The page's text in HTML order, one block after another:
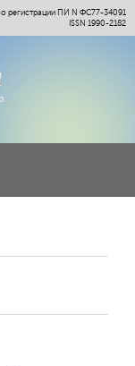
о регистрации ПИ N ФС77-34091
ISSN 1990-2182